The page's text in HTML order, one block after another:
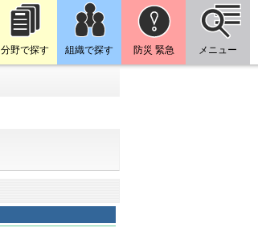
分野で探す 組織で探す 防災 緊急 メニュー